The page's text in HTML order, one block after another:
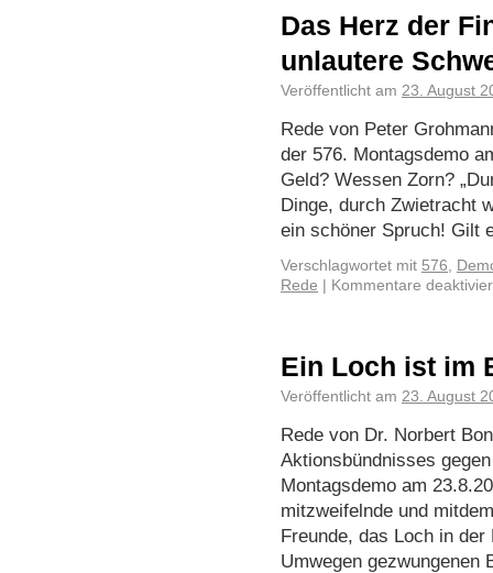
Das Herz der
unlautere
Veröffentlicht am 23. August
Rede von Peter
der 576. Montagsdemo
Geld? Wessen Zorn?
Dinge, durch Zwietracht
ein schöner Spruch!
Verschlagwortet mit 576,
Rede
Kommentare
Ein Loch ist im
Veröffentlicht am 23. August
Rede von Dr. Norbert
Aktionsbündnisses
Montagsdemo am
mitzweifelnde und
Freunde, das Loch in
Umwegen